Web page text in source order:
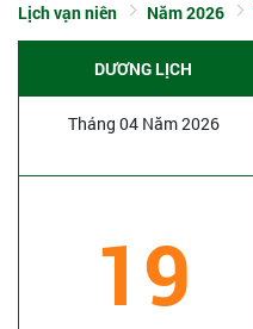
Lịch vạn niên Năm 2026
DƯƠNG LỊCH
Tháng 04 Năm 2026
19